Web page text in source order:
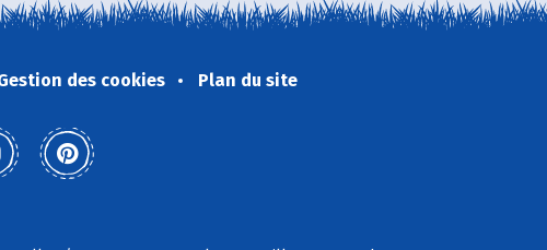
des cookies Plan du site